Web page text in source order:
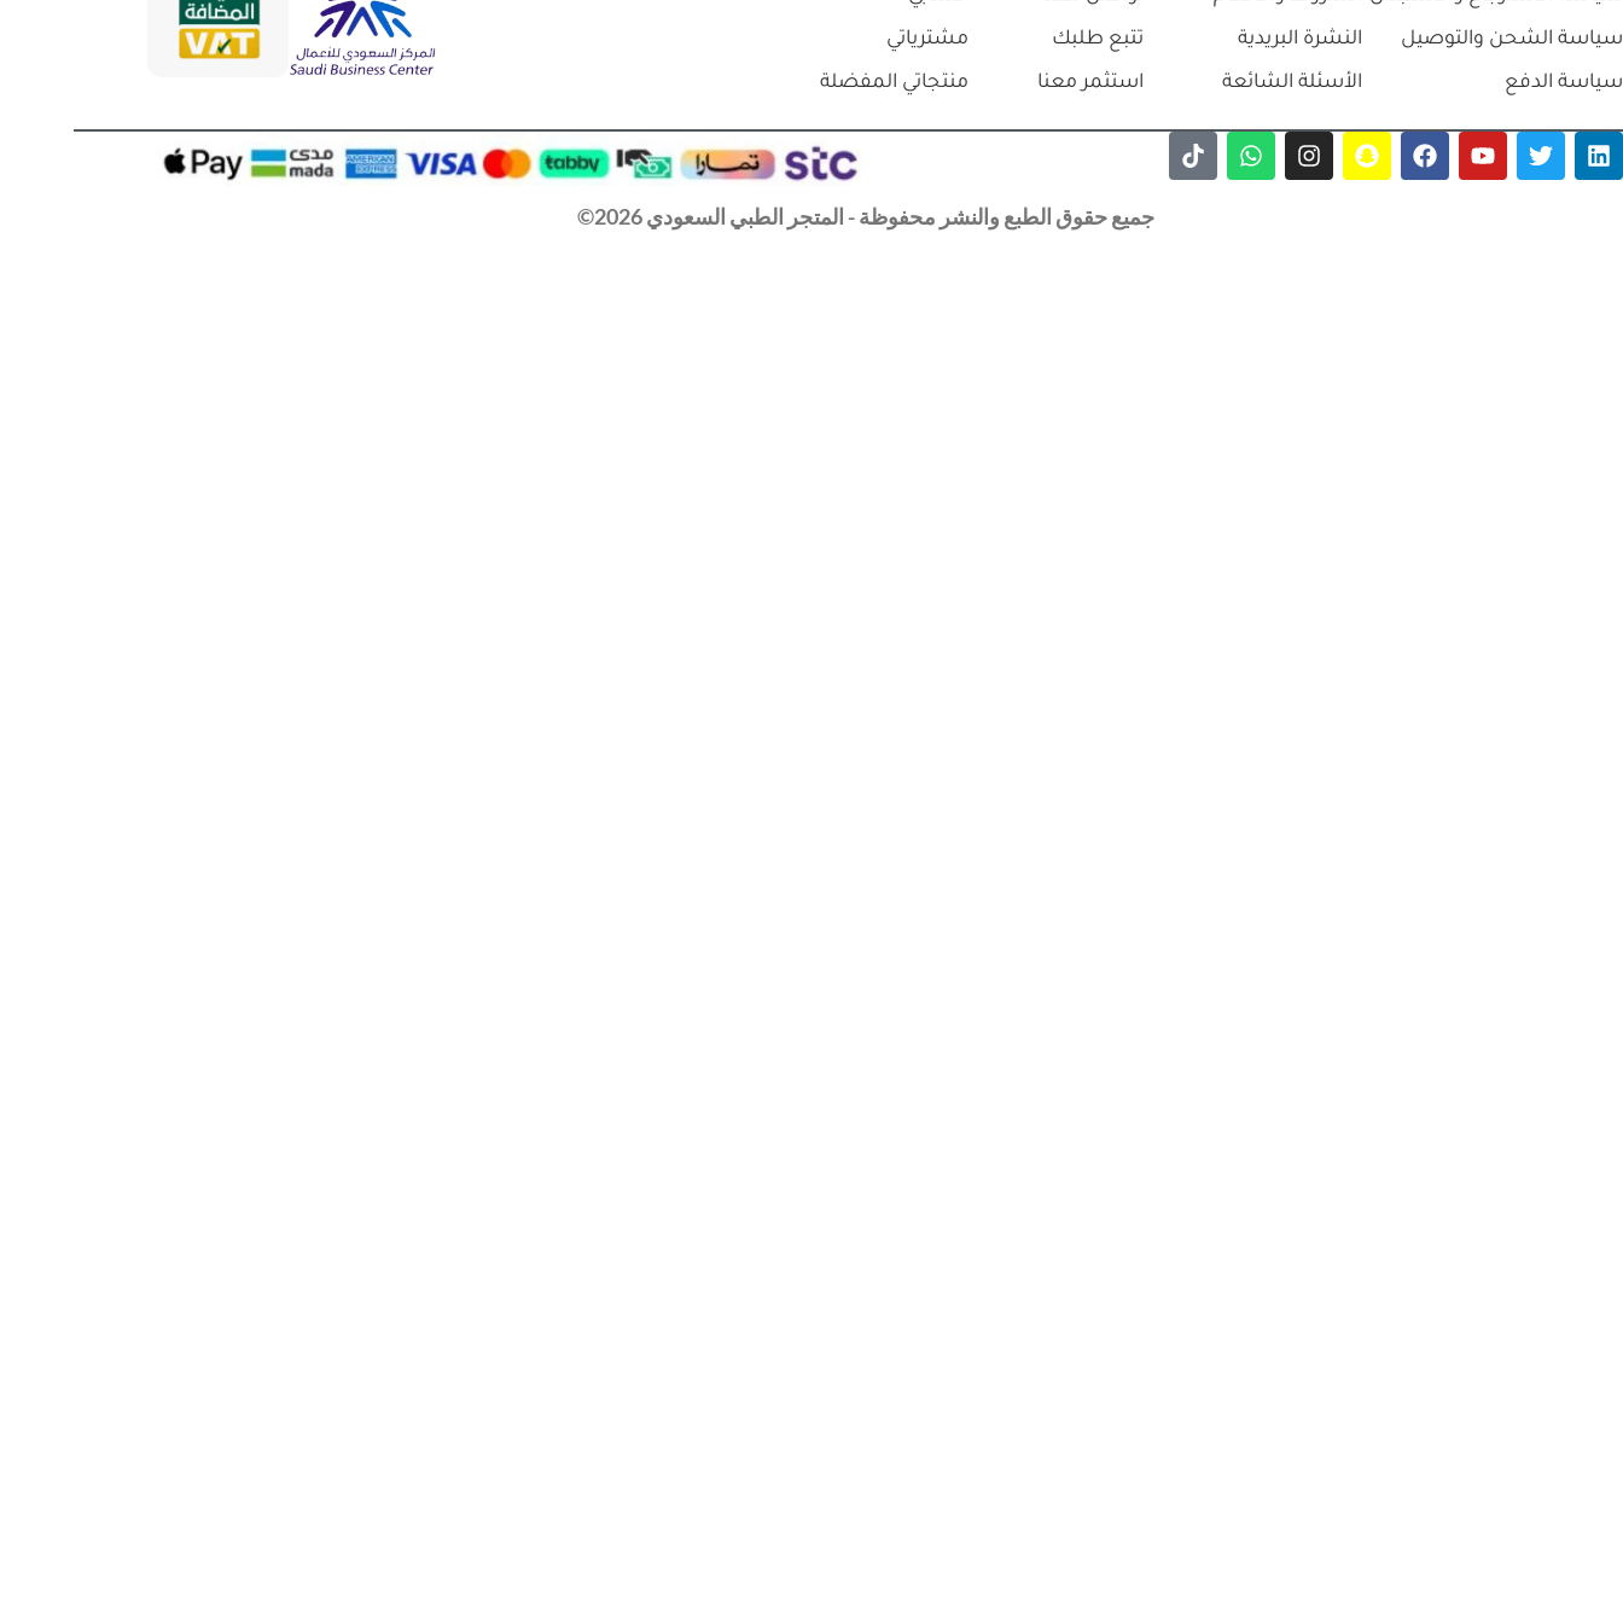
سياسة الشحن والتوصيل
سياسة الدفع
النشرة البريدية
الأسئلة الشائعة
تتبع طلبك
استثمر معنا
مشترياتي
منتجاتي المفضلة
جميع حقوق الطبع والنشر محفوظة - المتجر الطبي السعودي 2026©